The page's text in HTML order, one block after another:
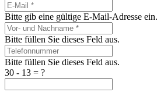
Bitte gib eine gültige E-Mail-Adresse ein.
Bitte füllen Sie dieses Feld aus.
Bitte füllen Sie dieses Feld aus.
30 - 13 = ?